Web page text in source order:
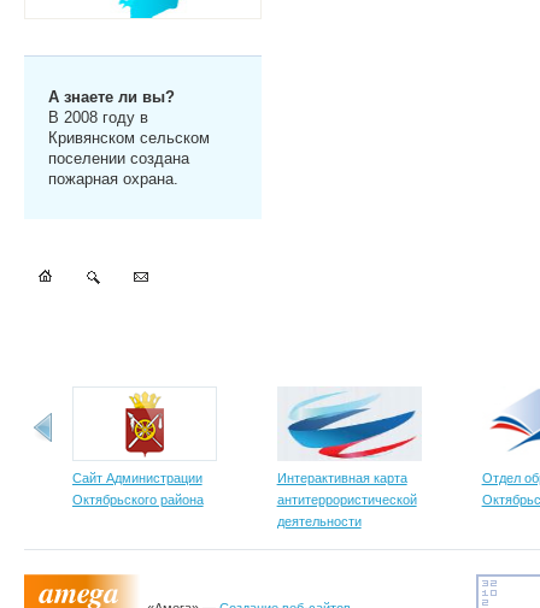
А знаете ли вы?
В 2008 году в
Кривянском сельском
поселении создана
пожарная охрана.
Сайт Администрации
Октябрьского района
Интерактивная карта
антитеррористической
деятельности
Отдел